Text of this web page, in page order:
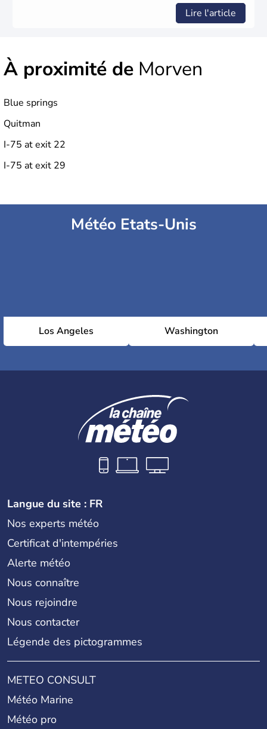
Lire l'article
À proximité de Morven
Blue springs
Quitman
I-75 at exit 22
I-75 at exit 29
Météo Etats-Unis
Los Angeles Washington
Langue du site : FR
Nos experts météo
Certificat d'intempéries
Alerte météo
Nous connaître
Nous rejoindre
Nous contacter
Légende des pictogrammes
METEO CONSULT
Météo Marine
Météo pro